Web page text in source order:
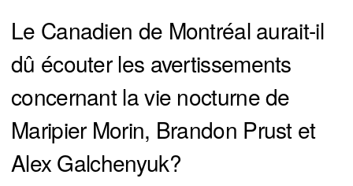
Le Canadien de Montréal aurait-il
dû écouter les avertissements
concernant la vie nocturne de
Maripier Morin, Brandon Prust et
Alex Galchenyuk?